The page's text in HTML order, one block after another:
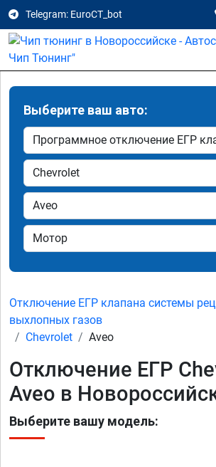
Telegram: EuroCT_bot
Выберите ваш авто:
Отключение ЕГР клапана системы
выхлопных газов
Chevrolet
Aveo
Отключение ЕГР
Aveo в
Выберите вашу модель: